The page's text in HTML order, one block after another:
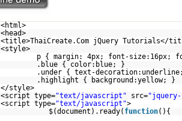
<html>
<head>
<title>ThaiCreate.Com jQuery Tutorials</
<style>
p { margin: 4px; font-size:16px;
.blue { color:blue; }
.under { text-
.highlight { background:yellow; }
</style>
<script type="text/javascript" src=
<script type="text/javascript">
$(document).ready( function(){